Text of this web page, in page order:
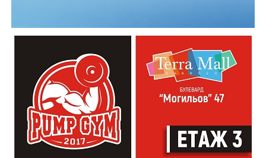
които свират на китара, да се включат – независимо
от професионалното им ниво. Събитието е различно
– то не е концерт, а споделено преживяване, в което
всеки участва по свой начин. Няма сцена или
официална програма, няма предварително обявени
изпълнители и разделение между публика и
артисти. Всеки е добре дошъл да пее, свири или
просто да преживее звездопад, изпълнен с музика,
падащи звезди и желания.